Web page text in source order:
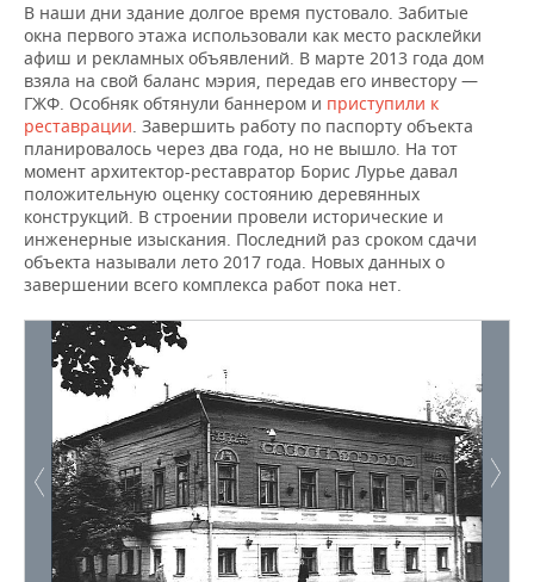
В наши дни здание долгое время пустовало. Забитые
окна первого этажа использовали как место расклейки
афиш и рекламных объявлений. В марте 2013 года дом
взяла на свой баланс мэрия, передав его инвестору —
ГЖФ. Особняк обтянули баннером и приступили к
реставрации. Завершить работу по паспорту объекта
планировалось через два года, но не вышло. На тот
момент архитектор-реставратор Борис Лурье давал
положительную оценку состоянию деревянных
конструкций. В строении провели исторические и
инженерные изыскания. Последний раз сроком сдачи
объекта называли лето 2017 года. Новых данных о
завершении всего комплекса работ пока нет.